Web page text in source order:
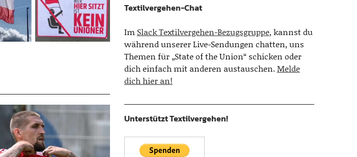
Textilvergehen-Chat
Im Slack Textilvergehen-Bezugsgruppe, kannst du
während unserer Live-Sendungen chatten, uns
Themen für „State of the Union“ schicken oder
dich einfach mit anderen austauschen.Melde
dich hier an!
Unterstützt Textilvergehen!